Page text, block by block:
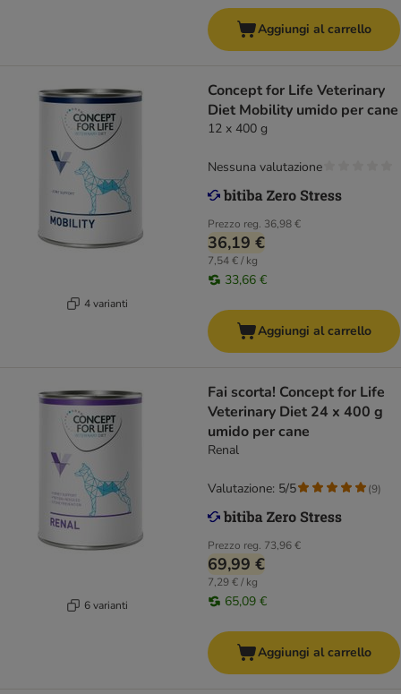
Aggiungi al carrello
4 varianti
Concept for Life Veterinary
Diet Mobility umido per cane
12 x 400 g
Prezzo reg. 36,98 €
36,19 €
7,54 € / kg
33,66 €
Nessuna valutazione
Aggiungi al carrello
6 varianti
Fai scorta! Concept for Life
Veterinary Diet 24 x 400 g
umido per cane
Renal
Prezzo reg. 73,96 €
69,99 €
7,29 € / kg
65,09 €
Valutazione: 5/5 (9)
Aggiungi al carrello